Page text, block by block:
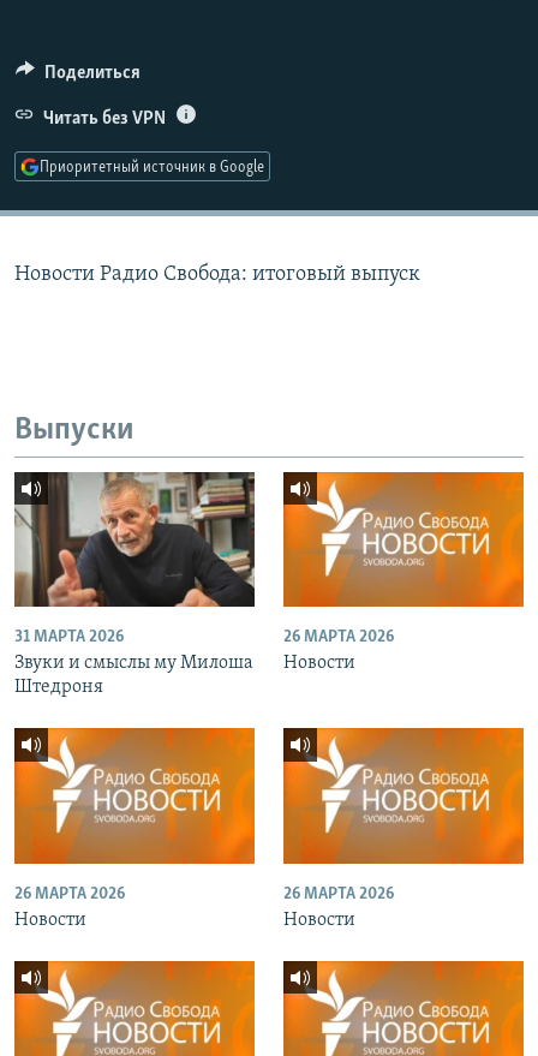
ПОДПИШИТЕСЬ НА РАССЫЛКУ
СОЦИАЛЬНЫЕ СЕТИ
Поделиться
Читать без VPN
Приоритетный источник в Google
Новости Радио Свобода: итоговый выпуск
Выпуски
31 МАРТА 2026
Звуки и смыслы му Милоша
Штедроня
26 МАРТА 2026
Новости
26 МАРТА 2026
Новости
26 МАРТА 2026
Новости